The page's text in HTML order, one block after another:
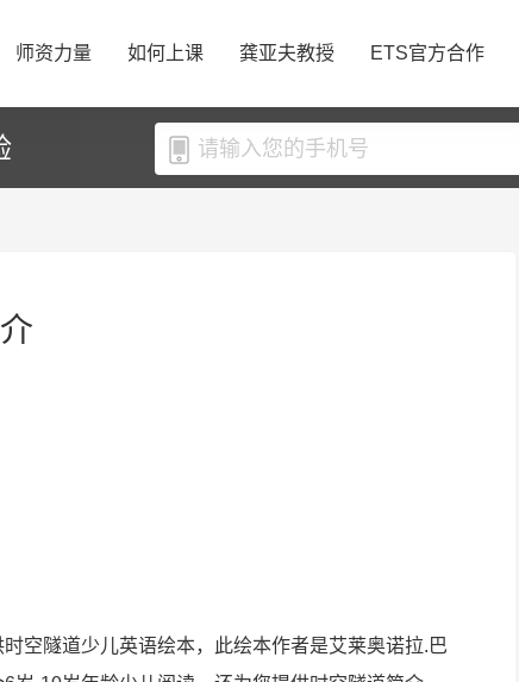
师资力量 如何上课 龚亚夫教授 ETS官方合作
空隧道少儿英语绘本，此绘本作者是艾莱奥诺拉.巴